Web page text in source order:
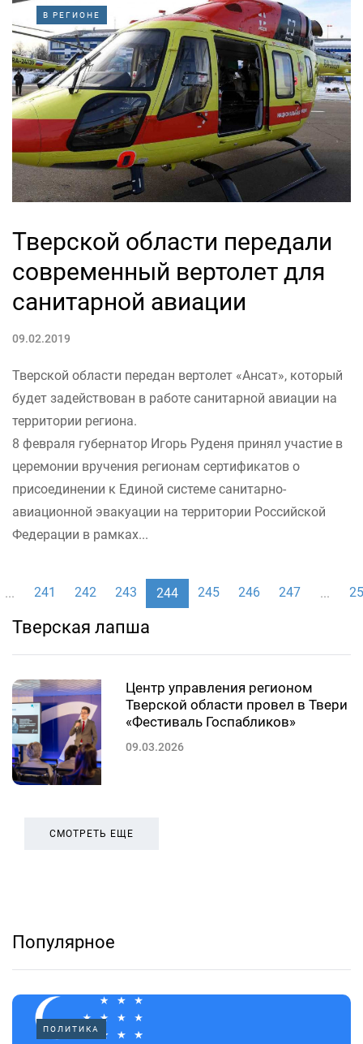
В РЕГИОНЕ
Тверской области передали
современный вертолет для
санитарной авиации
09.02.2019
Тверской области передан вертолет «Ансат», который
будет задействован в работе санитарной авиации на
территории региона.
8 февраля губернатор Игорь Руденя принял участие в
церемонии вручения регионам сертификатов о
присоединении к Единой системе санитарно-
авиационной эвакуации на территории Российской
Федерации в рамках...
... 241 242 243 244 245 246 247 ...
Тверская лапша
Центр управления регионом
Тверской области провел в Твери
«Фестиваль Госпабликов»
09.03.2026
СМОТРЕТЬ ЕЩЕ
Популярное
ПОЛИТИКА